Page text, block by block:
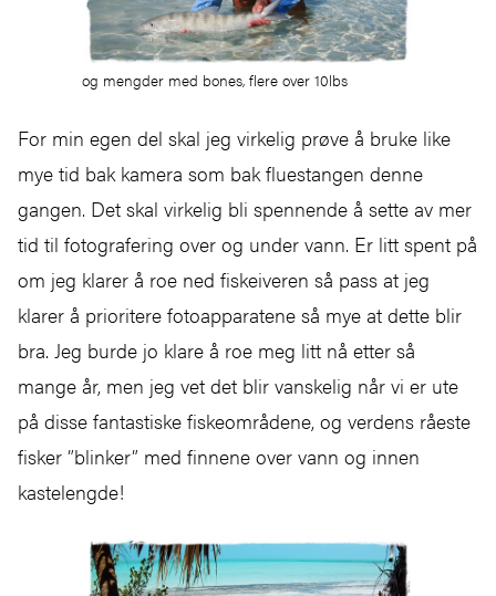
og mengder med bones, flere over 10lbs
For min egen del skal jeg virkelig prøve å bruke like
mye tid bak kamera som bak fluestangen denne
gangen. Det skal virkelig bli spennende å sette av mer
tid til fotografering over og under vann. Er litt spent på
om jeg klarer å roe ned fiskeiveren så pass at jeg
klarer å prioritere fotoapparatene så mye at dette blir
bra. Jeg burde jo klare å roe meg litt nå etter så
mange år, men jeg vet det blir vanskelig når vi er ute
på disse fantastiske fiskeområdene, og verdens råeste
fisker ”blinker” med finnene over vann og innen
kastelengde!